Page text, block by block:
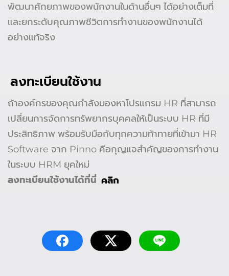
พัฒนาศักยภาพของพนักงานในด้านอื่นๆ ได้อย่างเต็มที่
และยกระดับคุณภาพชีวิตการทำงานของพนักงานได้
อย่างแท้จริง
ลงทะเบียนใช้งาน
ถ้าองค์กรของคุณกำลังมองหาโปรแกรม HR ที่สามารถ
เปลี่ยนการจัดการทรัพยากรบุคคลให้เป็นระบบ HR ที่มี
ประสิทธิภาพ พร้อมรับมือกับทุกความท้าทายที่เข้ามา HR
Software จาก Pinno คือกุญแจสำคัญของการทำงาน
ในระบบ HRM ยุคใหม่
ลงทะเบียนใช้งานได้ที่นี่ คลิก